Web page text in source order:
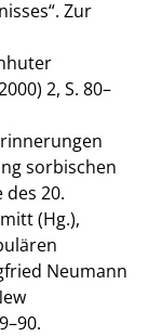
Zur
2, S. 80–
sorbischen
20.
(Hg.),
Neumann